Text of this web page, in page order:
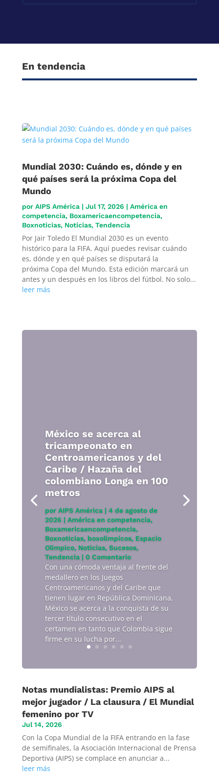
En tendencia
Mundial 2030: Cuándo es, dónde y en
qué países será la próxima Copa del
Mundo
por AIPS América| Jul 17, 2026 | América en
competencia, Boxamericaencompetencia,
Boxnoticias, Noticias, Tendencia
Por Jair Toledo El Mundial 2030 es un evento
histórico para la FIFA. Aquí puedes revisar cuándo
es, dónde y en qué países se disputará la
próxima Copa del Mundo. Esta edición marcará un
antes y un después en los libros del fútbol. No solo...
leer más
México se acerca al
tricampeonato en
Centroamericanos y del
Caribe / Hazaña del
colombiano Longa en 100
metros
por AIPS América| 4 de agosto de
2026 | América en competencia,
Boxamericaencompetencia,
Boxnoticias, boxolimpicos, Espacio
Olimpico, Noticias, Sucesos,
Tendencia| 0 Comentario
Con una cómoda ventaja al frente del
medallero en los Juegos
Centroamericanos y del Caribe que
tienen lugar en República Dominicana,
México se acerca a la conquista de su
tercer título consecutivo en el
certamen en tanto que Colombia sigue
firme en su lucha por...
Notas mundialistas: Premio AIPS al
mejor jugador / La clausura / El Mundial
femenino por TV
Jul 14, 2026
Con la Copa Mundial de la FIFA entrando en la fase
de semifinales, la Asociación Internacional de Prensa
Deportiva (AIPS) se complace en anunciar a...
leer más